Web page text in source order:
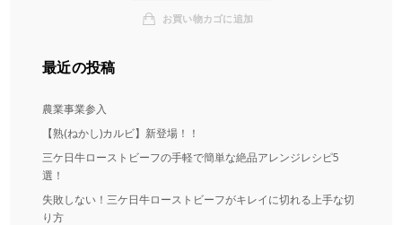
お買い物カゴに追加
最近の投稿
農業事業参入
【熟(ねかし)カルビ】新登場！！
三ケ日牛ローストビーフの手軽で簡単な絶品アレンジレシピ5
選！
失敗しない！三ケ日牛ローストビーフがキレイに切れる上手な切
り方